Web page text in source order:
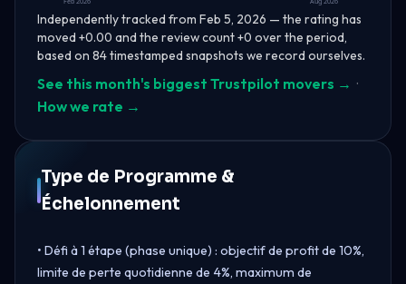
Independently tracked from Feb 5, 2026 — the rating has
moved +0.00 and the review count +0 over the period,
based on 84 timestamped snapshots we record ourselves.
See this month's biggest Trustpilot movers → ·
How we rate →
Type de Programme &
Échelonnement
• Défi à 1 étape (phase unique) : objectif de profit de 10%,
limite de perte quotidienne de 4%, maximum de